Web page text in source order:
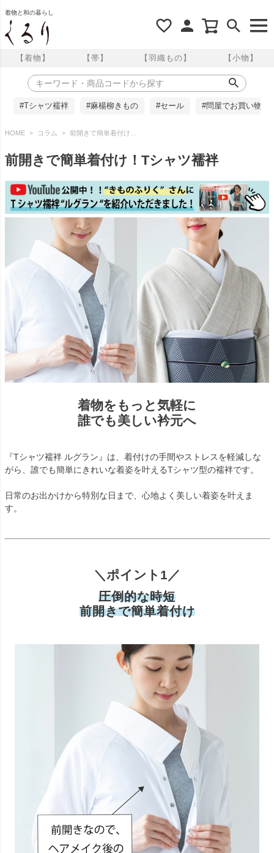
着物と和の暮らし
【着物】 【帯】 【羽織もの】 【小物】
#Tシャツ襦袢 #麻楊柳きもの #セール #問屋でお買い物
HOME コラム 前開きで簡単着付け！Tシャツ襦袢
前開きで簡単着付け！Tシャツ襦袢
着物をもっと気軽に
誰でも美しい衿元へ
『Tシャツ襦袢 ルグラン』は、着付けの手間やストレスを軽減しな
がら、誰でも簡単にきれいな着姿を叶えるTシャツ型の襦袢です。
日常のお出かけから特別な日まで、心地よく美しい着姿を叶えま
す。
＼ポイント1／
圧倒的な時短
前開きで簡単着付け